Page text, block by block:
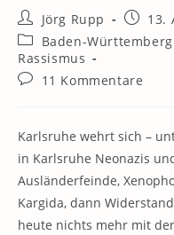
Beitrags-
Autor:
Jörg Rupp
Beitrag
13.
Beitrags-
Kategorie:
Baden-Württemberg
Rassismus
Beitrags-
11 Kommentare
Karlsruhe wehrt sich –
in Karlsruhe Neonazis
Ausländerfeinde,
Kargida, dann
heute nichts mehr mit